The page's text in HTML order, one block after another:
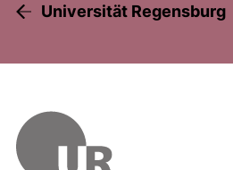
Universität Regensburg